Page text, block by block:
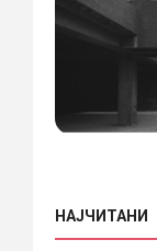
НАЈЧИТАНИ